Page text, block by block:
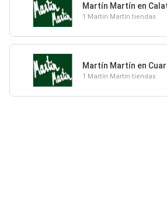
Martín Martín en
1 Martín Martín tiendas
Martín Martín en
1 Martín Martín tiendas